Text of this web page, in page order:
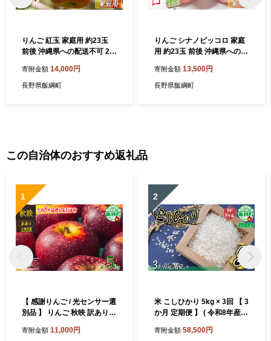
りんご 紅玉 家庭用 約23玉
前後 沖縄県への配送不可 20
0月下旬頃まで順次発送予定
町田さんちのりんご 長野県
寄附金額 14,000円
長野県飯綱町
りんご シナノピッコロ 家庭
用 約23玉 前後 沖縄県への配
ら2026年10月下旬頃まで順
次発送予定 町田さんちのり
寄附金額 13,500円
長野県飯綱町
この自治体のおすすめ返礼品
1
【 感謝りんご / 光センサー選
別品 】 りんご 秋映 訳あり 5
証 ながの農業協同組合 2026
寄附金額 11,000円
2
米 こしひかり 5kg × 3回 【 3
か月 定期便 】 ( 令和8年産 )
への配送不可 2026年10月上
寄附金額 58,500円